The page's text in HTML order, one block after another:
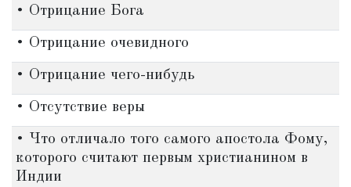
• Отрицание Бога
• Отрицание очевидного
• Отрицание чего-нибудь
• Отсутствие веры
• Что отличало того самого апостола Фому,
которого считают первым христианином в
Индии